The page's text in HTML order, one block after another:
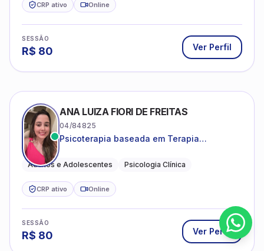
CRP ativo Online
SESSÃO
R$ 80 Ver Perfil
ANA LUIZA FIORI DE FREITAS
04/84825
Psicoterapia baseada em Terapia
Adultos e Adolescentes Psicologia Clínica
CRP ativo Online
SESSÃO
R$ 80 Ver Perfil